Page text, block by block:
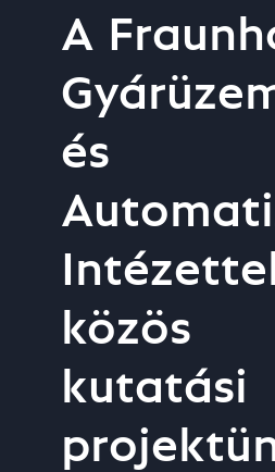
A
és
közös
kutatási